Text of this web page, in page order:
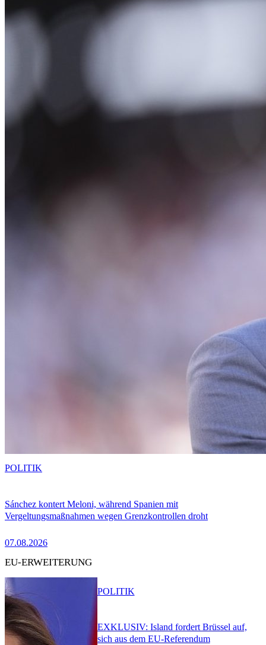
Sánchez kontert Meloni, während Spanien mit
Vergeltungsmaßnahmen wegen Grenzkontrollen droht
07.08.2026
POLITIK
EU-ERWEITERUNG
EXKLUSIV: Island fordert Brüssel auf,
sich aus dem EU-Referendum
POLITIK